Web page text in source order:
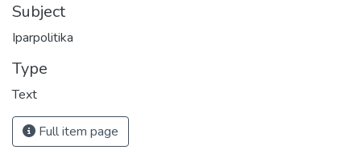
Subject
Iparpolitika
Type
Text
Full item page